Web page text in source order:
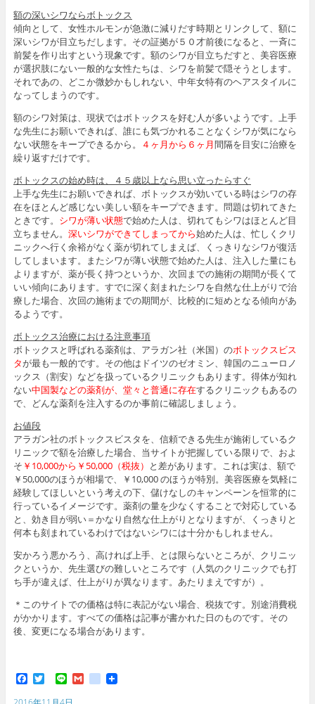
額の深いシワならボトックス
傾向として、女性ホルモンが急激に減りだす時期とリンクして、額に
深いシワが目立ちだします。その証拠が５０才前後になると、一斉に
前髪を作り出すという現象です。額のシワが目立ちだすと、美容医療
が選択肢にない一般的な女性たちは、シワを前髪で隠そうとします。
それであの、どこか微妙かもしれない、中年女特有のヘアスタイルに
なってしまうのです。
額のシワ対策は、現状ではボトックスを好む人が多いようです。上手
な先生にお願いできれば、誰にも気づかれることなくシワが気になら
ない状態をキープできるから。
４ヶ月から６ヶ月間隔を目安に治療を
繰り返すだけです。
ボトックスの始め時は、４５歳以上なら思い立ったらすぐ
上手な先生にお願いできれば、ボトックスが効いている時はシワの存
在をほとんど感じない美しい額をキープできます。問題は切れてきた
ときです。 シワが薄い状態で始めた人は、切れてもシワはほとんど目
立ちません。 深いシワができてしまってから始めた人は、忙しくクリ
ニックへ行く余裕がなく薬が切れてしまえば、くっきりなシワが復活
してしまいます。またシワが薄い状態で始めた人は、注入した量にも
よりますが、薬が長く持つというか、次回までの施術の期間が長くて
いい傾向にあります。すでに深く刻まれたシワを自然な仕上がりで治
療した場合、次回の施術までの期間が、比較的に短めとなる傾向があ
るようです。
ボトックス治療における注意事項
ボトックスと呼ばれる薬剤は、アラガン社（米国）のボトックスビス
タが最も一般的です。その他はドイツのゼオミン、韓国のニューロノ
ックス（割安）などを扱っているクリニックもあります。得体が知れ
ない中国製などの薬剤が、堂々と普通に存在するクリニックもあるの
で、どんな薬剤を注入するのか事前に確認しましょう。
お値段
アラガン社のボトックスビスタを、信頼できる先生が施術しているク
リニックで額を治療した場合、当サイトが把握している限りで、およ
そ ￥10,000から￥50,000（税抜） と差があります。これは実は、額で
￥50,000のほうが相場で、￥10,000 のほうが特別。美容医療を気軽に
経験してほしいという考えの下、儲けなしのキャンペーンを恒常的に
行っているイメージです。薬剤の量を少なくすることで対応している
と、効き目が弱い＝かなり自然な仕上がりとなりますが、くっきりと
何本も刻まれているわけではないシワには十分かもしれません。
安かろう悪かろう、高ければ上手、とは限らないところが、クリニッ
クというか、先生選びの難しいところです（人気のクリニックでも打
ち手が違えば、仕上がりが異なります。あたりまえですが）。
＊このサイトでの価格は特に表記がない場合、税抜です。別途消費税
がかかります。すべての価格は記事が書かれた日のものです。その
後、変更になる場合があります。
F
a
c
T
w
i
L
i
n
G
m
g
o